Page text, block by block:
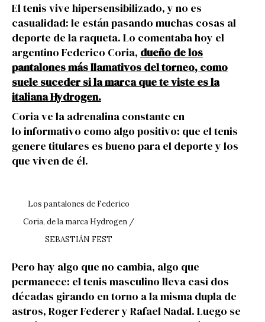
El tenis vive hipersensibilizado, y no es
casualidad: le están pasando muchas cosas al
deporte de la raqueta. Lo comentaba hoy el
argentino Federico Coria, dueño de los
pantalones más llamativos del torneo, como
suele suceder si la marca que te viste es la
italiana Hydrogen.
Coria ve la adrenalina constante en
lo informativo como algo positivo: que el tenis
genere titulares es bueno para el deporte y los
que viven de él.
Los pantalones de Federico
Coria, de la marca Hydrogen /
SEBASTIÁN FEST
Pero hay algo que no cambia, algo que
permanece: el tenis masculino lleva casi dos
décadas girando en torno a la misma dupla de
astros, Roger Federer y Rafael Nadal. Luego se